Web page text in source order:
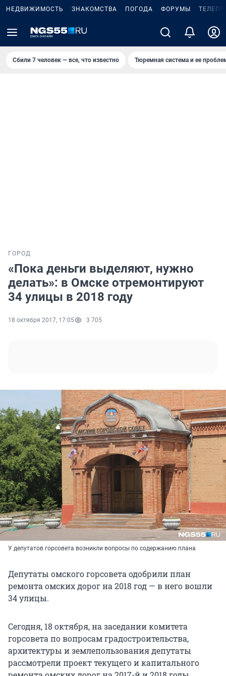
НЕДВИЖИМОСТЬ ЗНАКОМСТВА ПОГОДА ФОРУМЫ
Сбили 7 человек — все, что известно Тюремная система и ее
ГОРОД
«Пока деньги выделяют, нужно
делать»: в Омске отремонтируют
34 улицы в 2018 году
18 октября 2017, 17:05 3 705
У депутатов горсовета возникли вопросы по содержанию плана
Депутаты омского горсовета одобрили план
ремонта омских дорог на 2018 год — в него вошли
34 улицы.
Сегодня, 18 октября, на заседании комитета
горсовета по вопросам градостроительства,
архитектуры и землепользования депутаты
рассмотрели проект текущего и капитального